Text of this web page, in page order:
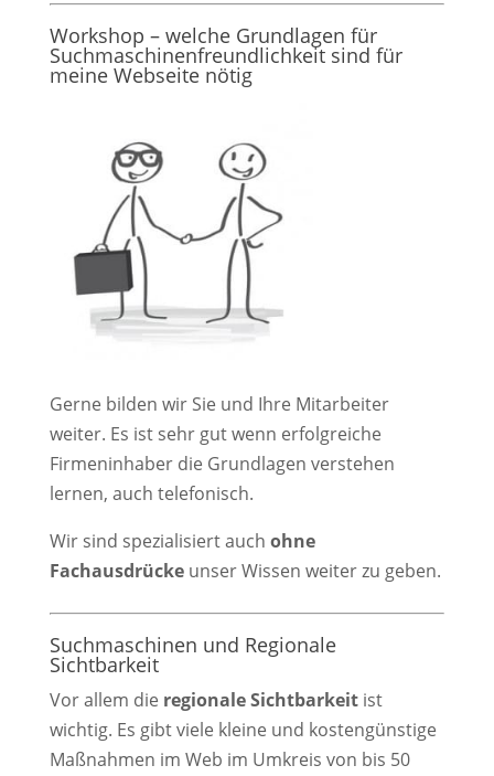
Workshop – welche Grundlagen für
Suchmaschinenfreundlichkeit sind für
meine Webseite nötig
Gerne bilden wir Sie und Ihre Mitarbeiter
weiter. Es ist sehr gut wenn erfolgreiche
Firmeninhaber die Grundlagen verstehen
lernen, auch telefonisch.
Wir sind spezialisiert auch ohne
Fachausdrücke unser Wissen weiter zu geben.
Suchmaschinen und Regionale
Sichtbarkeit
Vor allem die regionale Sichtbarkeitist
wichtig. Es gibt viele kleine und kostengünstige
Maßnahmen im Web im Umkreis von bis 50